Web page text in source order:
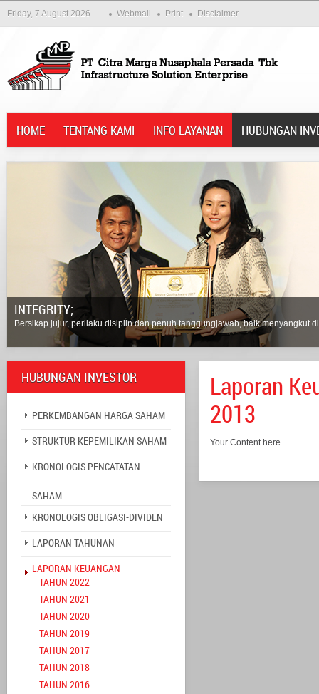
Friday, 7 August 2026 Webmail Print Disclaimer
HOME TENTANG KAMI INFO LAYANAN HUBUNGAN
Integrity;
Bersikap jujur, perilaku disiplin dan penuh tanggungjawab, baik menyangkut
HUBUNGAN INVESTOR
PERKEMBANGAN HARGA SAHAM
STRUKTUR KEPEMILIKAN SAHAM
KRONOLOGIS PENCATATAN
SAHAM
KRONOLOGIS OBLIGASI-DIVIDEN
LAPORAN TAHUNAN
LAPORAN KEUANGAN
TAHUN 2022
TAHUN 2021
TAHUN 2020
TAHUN 2019
TAHUN 2017
TAHUN 2018
TAHUN 2016
Laporan
2013
Your Content here